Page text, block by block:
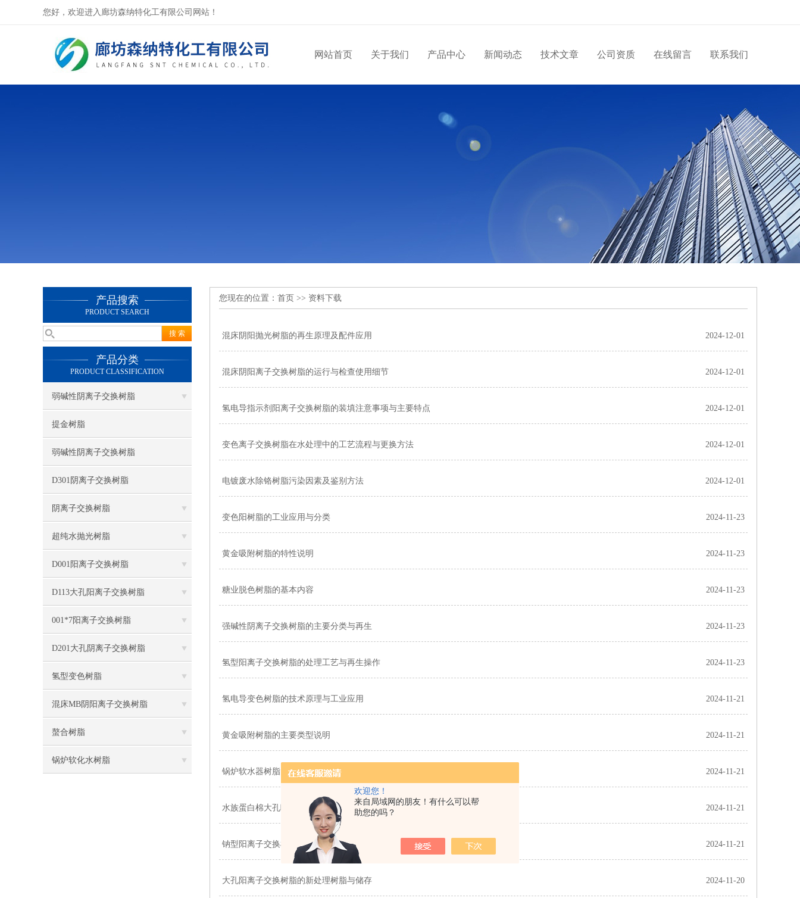
欢迎您！
来自局域网的朋友！有什么可以帮
助您的吗？
您好，欢迎进入廊坊森纳特化工有限公司网站！
网站首页 关于我们 产品中心 新闻动态 技术文章 公司资质 在线留言 联系我们
产品搜索
PRODUCT SEARCH
产品分类
PRODUCT CLASSIFICATION
弱碱性阴离子交换树脂
提金树脂
弱碱性阴离子交换树脂
D301阴离子交换树脂
阴离子交换树脂
超纯水抛光树脂
D001阳离子交换树脂
D113大孔阳离子交换树脂
001*7阳离子交换树脂
D201大孔阴离子交换树脂
氢型变色树脂
混床MB阴阳离子交换树脂
螯合树脂
锅炉软化水树脂
您现在的位置： 首页 >> 资料下载
混床阴阳抛光树脂的再生原理及配件应用 2024-12-01
混床阴阳离子交换树脂的运行与检查使用细节 2024-12-01
氢电导指示剂阳离子交换树脂的装填注意事项与主要特点 2024-12-01
变色离子交换树脂在水处理中的工艺流程与更换方法 2024-12-01
电镀废水除铬树脂污染因素及鉴别方法 2024-12-01
变色阳树脂的工业应用与分类 2024-11-23
黄金吸附树脂的特性说明 2024-11-23
糖业脱色树脂的基本内容 2024-11-23
强碱性阴离子交换树脂的主要分类与再生 2024-11-23
氢型阳离子交换树脂的处理工艺与再生操作 2024-11-23
氢电导变色树脂的技术原理与工业应用 2024-11-21
黄金吸附树脂的主要类型说明 2024-11-21
锅炉软水器树脂的产品应用与规程 2024-11-21
水族蛋白棉大孔吸附树脂的树脂再生及操作步骤说明 2024-11-21
钠型阳离子交换树脂的软化水原理与再生步骤 2024-11-21
大孔阳离子交换树脂的新处理树脂与储存 2024-11-20